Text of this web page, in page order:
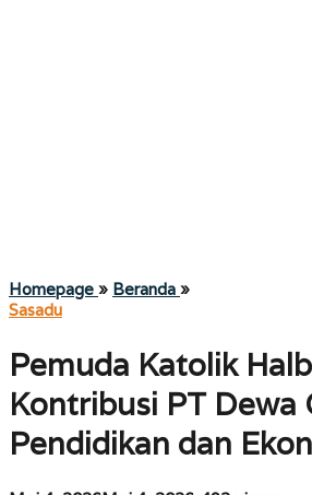
Homepage » Beranda »Pemuda
Soroti
Kontribusi
PT
Dewa
Coco
untuk
Sasadu
Pemuda Katolik
Kontribusi PT Dewa
Pendidikan dan